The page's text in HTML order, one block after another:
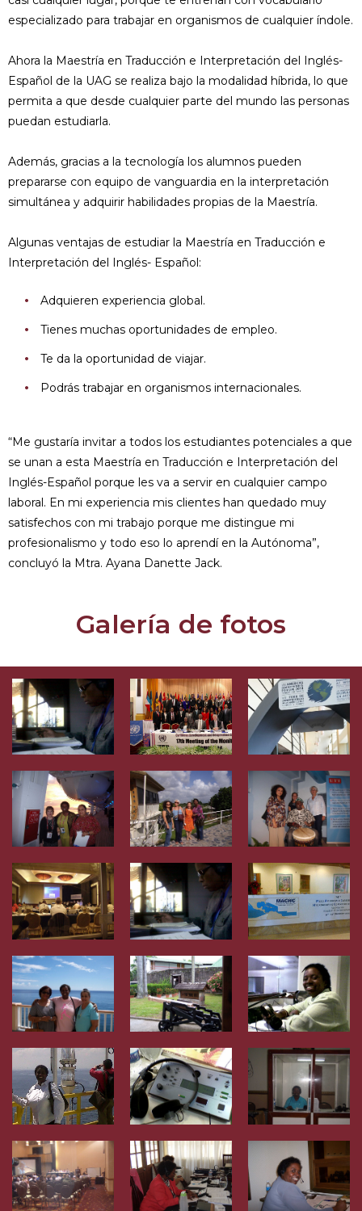
especializado para trabajar en organismos de cualquier índole.
Ahora la Maestría en Traducción e Interpretación del Inglés-
Español de la UAG se realiza bajo la modalidad híbrida, lo que
permita a que desde cualquier parte del mundo las personas
puedan estudiarla.
Además, gracias a la tecnología los alumnos pueden
prepararse con equipo de vanguardia en la interpretación
simultánea y adquirir habilidades propias de la Maestría.
Algunas ventajas de estudiar la Maestría en Traducción e
Interpretación del Inglés- Español:
Adquieren experiencia global.
Tienes muchas oportunidades de empleo.
Te da la oportunidad de viajar.
Podrás trabajar en organismos internacionales.
“Me gustaría invitar a todos los estudiantes potenciales a que
se unan a esta Maestría en Traducción e Interpretación del
Inglés-Español porque les va a servir en cualquier campo
laboral. En mi experiencia mis clientes han quedado muy
satisfechos con mi trabajo porque me distingue mi
profesionalismo y todo eso lo aprendí en la Autónoma”,
concluyó la Mtra. Ayana Danette Jack.
Galería de fotos